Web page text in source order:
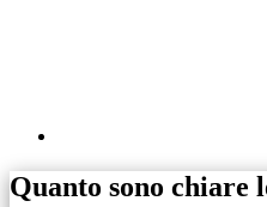
Quanto sono chiare